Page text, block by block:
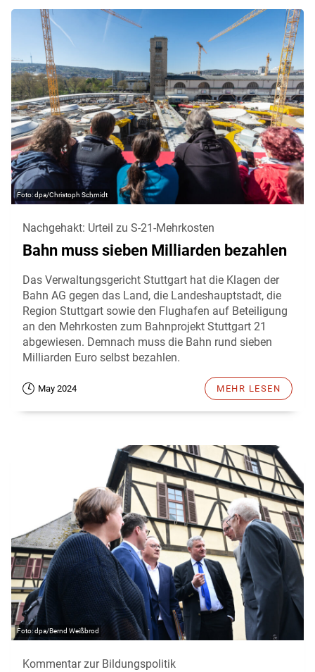
dpa/Christoph Schmidt
Nachgehakt: Urteil zu S-21-Mehrkosten
Bahn muss sieben Milliarden bezahlen
Das Verwaltungsgericht Stuttgart hat die Klagen der
Bahn AG gegen das Land, die Landeshauptstadt, die
Region Stuttgart sowie den Flughafen auf Beteiligung
an den Mehrkosten zum Bahnprojekt Stuttgart 21
abgewiesen. Demnach muss die Bahn rund sieben
Milliarden Euro selbst bezahlen.
May 2024 MEHR LESEN
dpa/Bernd Weißbrod
Kommentar zur Bildungspolitik